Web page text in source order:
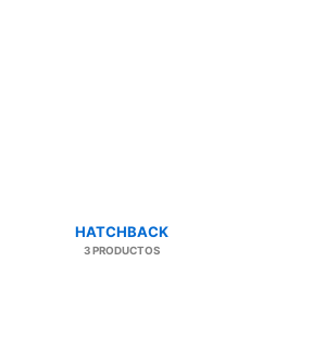
HATCHBACK
3 PRODUCTOS